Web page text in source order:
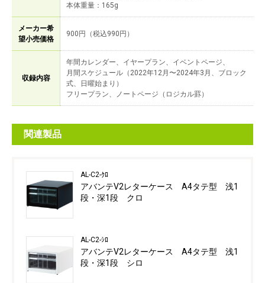
本体重量：165g
メーカー希
望小売価格
900円（税込990円）
収録内容
年間カレンダー、イヤープラン、イベントページ、
月間スケジュール（2022年12月〜2024年3月、ブロック
式、日曜始まり）
フリープラン、ノートページ（ロジカル罫）
関連製品
AL-C2-ｸﾛ
アバンテV2レターケース A4タテ型 浅1
段・深1段 クロ
AL-C2-ｼﾛ
アバンテV2レターケース A4タテ型 浅1
段・深1段 シロ